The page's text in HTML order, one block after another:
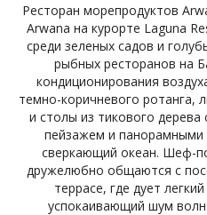
Ресторан морепродуктов
Arwana на курорте Laguna
среди зеленых садов и
рыбных ресторанов на
кондиционирования
темно-коричневого ротанга,
и столы из тикового
пейзажем и
сверкающий океан. Шеф-
дружелюбно общаются с
террасе, где дует
успокаивающий шум